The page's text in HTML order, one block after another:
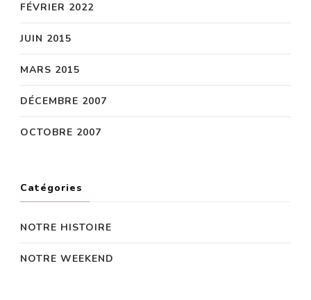
FÉVRIER 2022
JUIN 2015
MARS 2015
DÉCEMBRE 2007
OCTOBRE 2007
Catégories
NOTRE HISTOIRE
NOTRE WEEKEND